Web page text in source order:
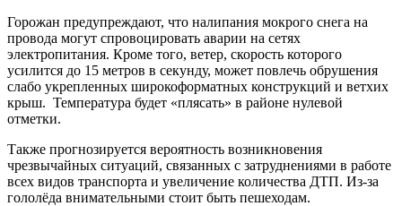
Горожан предупреждают, что налипания мокрого снега на
провода могут спровоцировать аварии на сетях
электропитания. Кроме того, ветер, скорость которого
усилится до 15 метров в секунду, может повлечь обрушения
слабо укрепленных широкоформатных конструкций и ветхих
крыш. Температура будет «плясать» в районе нулевой
отметки.
Также прогнозируется вероятность возникновения
чрезвычайных ситуаций, связанных с затруднениями в работе
всех видов транспорта и увеличение количества ДТП. Из-за
гололёда внимательными стоит быть пешеходам.